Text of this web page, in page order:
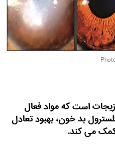
است که مواد فعال
بد خون، بهبود تعادل
می کند.